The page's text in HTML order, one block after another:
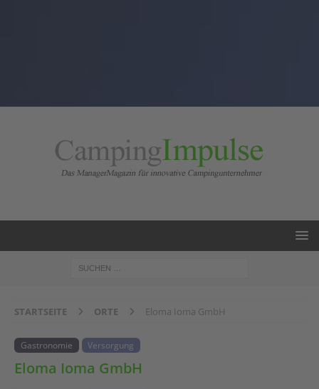
STARTSEITE ORTE Eloma Ioma GmbH
Gastronomie Versorgung
Eloma Ioma GmbH